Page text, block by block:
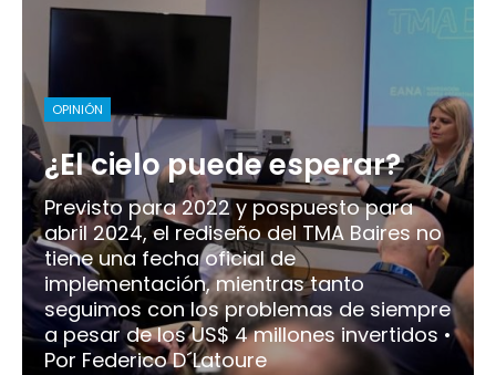
OPINIÓN
¿El cielo puede esperar?
Previsto para 2022 y pospuesto para
abril 2024, el rediseño del TMA Baires no
tiene una fecha oficial de
implementación, mientras tanto
seguimos con los problemas de siempre
a pesar de los US$ 4 millones invertidos •
Por Federico D´Latoure